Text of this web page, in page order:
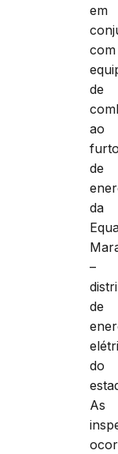
em
com
de
ao
de
da
–
de
do
As